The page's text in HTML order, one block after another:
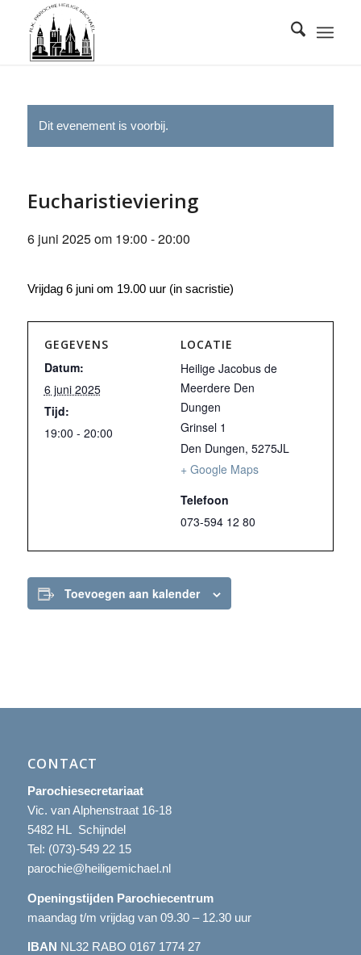
Dit evenement is voorbij.
Eucharistieviering
6 juni 2025 om 19:00 -20:00
Vrijdag 6 juni om 19.00 uur (in sacristie)
GEGEVENS
Datum:
6 juni 2025
Tijd:
19:00 - 20:00
LOCATIE
Heilige Jacobus de
Meerdere Den
Dungen
Grinsel 1
Den Dungen, 5275JL
+ Google Maps
Telefoon
073-594 12 80
Toevoegen aan kalender
CONTACT
Parochiesecretariaat
Vic. van Alphenstraat 16-18
5482 HL Schijndel
Tel: (073)-549 22 15
parochie@heiligemichael.nl
Openingstijden Parochiecentrum
maandag t/m vrijdag van 09.30 – 12.30 uur
IBAN NL32 RABO 0167 1774 27